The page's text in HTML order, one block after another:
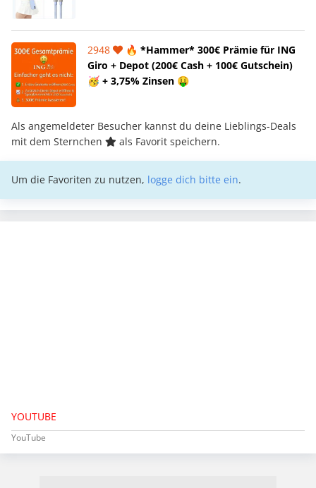
2948
🔥 *Hammer* 300€ Prämie für ING
Giro + Depot (200€ Cash + 100€ Gutschein)
🥳 + 3,75% Zinsen 🤑
Als angemeldeter Besucher kannst du deine Lieblings-Deals
mit dem Sternchen
als Favorit speichern.
Um die Favoriten zu nutzen, logge dich bitte ein.
YOUTUBE
YouTube